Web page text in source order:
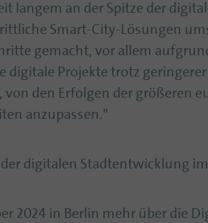
langem an der Spitze der
Smart-City-Lösungen
gemacht, vor allem
Projekte trotz geringerer
den Erfolgen der größeren
anzupassen."
digitalen Stadtentwicklung
2024 in Berlin mehr über die